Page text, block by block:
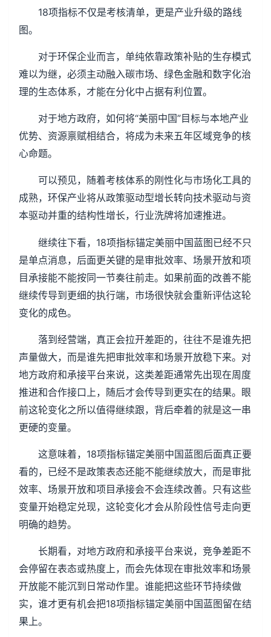
18项指标不仅是考核清单，更是产业升级的路线
图。
对于环保企业而言，单纯依靠政策补贴的生存模式
难以为继，必须主动融入碳市场、绿色金融和数字化治
理的生态体系，才能在分化中占据有利位置。
对于地方政府，如何将“美丽中国”目标与本地产业
优势、资源禀赋相结合，将成为未来五年区域竞争的核
心命题。
可以预见，随着考核体系的刚性化与市场化工具的
成熟，环保产业将从政策驱动型增长转向技术驱动与资
本驱动并重的结构性增长，行业洗牌将加速推进。
继续往下看，18项指标锚定美丽中国蓝图已经不只
是单点消息，后面更关键的是审批效率、场景开放和项
目承接能不能按同一节奏往前走。如果前面的改善不能
继续传导到更细的执行端，市场很快就会重新评估这轮
变化的成色。
落到经营端，真正会拉开差距的，往往不是谁先把
声量做大，而是谁先把审批效率和场景开放稳下来。对
地方政府和承接平台来说，这类差距通常先出现在周度
推进和合作接口上，随后才会传导到更实在的结果。眼
前这轮变化之所以值得继续跟，背后牵着的就是这一串
更硬的变量。
这意味着，18项指标锚定美丽中国蓝图后面真正要
看的，已经不是政策表态还能不能继续放大，而是审批
效率、场景开放和项目承接会不会连续改善。只有这些
变量开始稳定兑现，这轮变化才会从阶段性信号走向更
明确的趋势。
长期看，对地方政府和承接平台来说，竞争差距不
会停留在表态或热度上，而会先体现在审批效率和场景
开放能不能沉到日常动作里。谁能把这些环节持续做
实，谁才更有机会把18项指标锚定美丽中国蓝图留在结
果上。